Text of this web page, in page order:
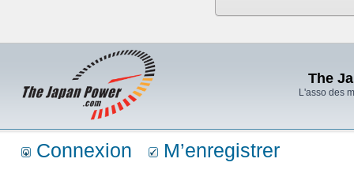
The
L'asso des
Connexion M’enregistrer